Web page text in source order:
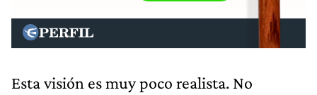
Esta visión es muy poco realista. No